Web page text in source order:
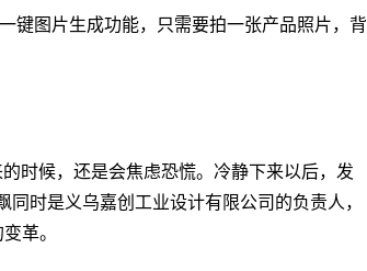
键图片生成功能，只需要拍一张产品照片，背
时候，还是会焦虑恐慌。冷静下来以后，发
时是义乌嘉创工业设计有限公司的负责人，
革。